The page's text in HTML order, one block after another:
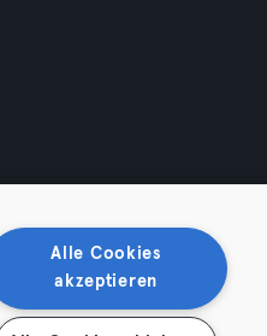
Alle Cookies
akzeptieren